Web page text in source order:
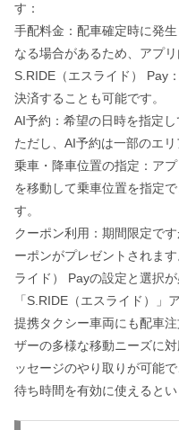
す：
手配料金：配車確定時に発
なる場合があるため、アプリ
S.RIDE（エスライド） Pay
決済することも可能です。
AI予約：希望の日時を指定
ただし、AI予約は一部のエ
乗車・降車位置の指定：ア
を移動して乗車位置を指定
す。
クーポン利用：期間限定で
ーポンがプレゼントされま
ライド） Payの設定と選択が
「S.RIDE（エスライド）」
提携タクシー車両にも配車
ザーの多様な移動ニーズに
ッセージのやり取りが可能
待ち時間を有効に使えると